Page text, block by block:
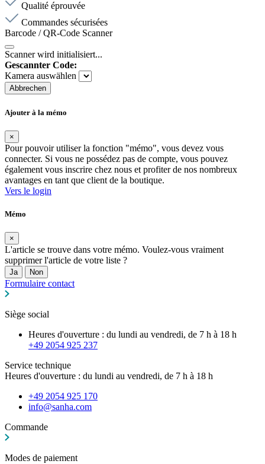
Qualité éprouvée
Commandes sécurisées
Barcode / QR-Code Scanner
Scanner wird initialisiert...
Gescannter Code:
Kamera auswählen
Abbrechen
Ajouter à la mémo
×
Pour pouvoir utiliser la fonction "mémo", vous devez vous
connecter. Si vous ne possédez pas de compte, vous pouvez
également vous inscrire chez nous et profiter de nos nombreux
avantages en tant que client de la boutique.
Vers le login
Mémo
×
L'article se trouve dans votre mémo. Voulez-vous vraiment
supprimer l'article de votre liste ?
Ja Non
Formulaire contact
Siège social
Heures d'ouverture : du lundi au vendredi, de 7 h à 18 h
+49 2054 925 237
Service technique
Heures d'ouverture : du lundi au vendredi, de 7 h à 18 h
+49 2054 925 170
info@sanha.com
Commande
Modes de paiement